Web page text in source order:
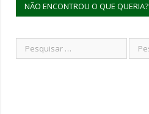
NÃO ENCONTROU O QUE QUERIA?